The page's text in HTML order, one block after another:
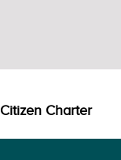
Citizen Charter